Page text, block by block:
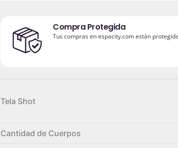
Compra Protegida
Tus compras en espacity.com están
Tela Shot
Cantidad de Cuerpos